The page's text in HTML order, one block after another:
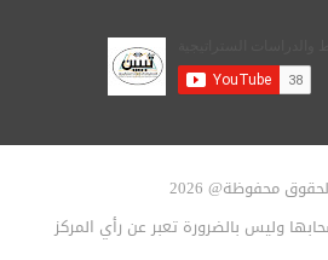
محفوظة@ 2026
وليس بالضرورة تعبر عن رأي المركز